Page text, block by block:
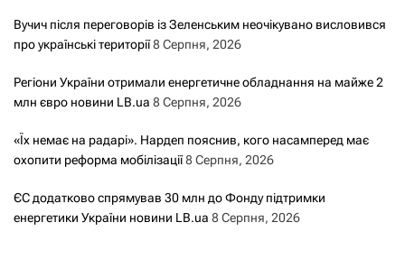
Вучич після переговорів із Зеленським неочікувано висловився
про українські території8 Серпня, 2026
Регіони України отримали енергетичне обладнання на майже 2
млн євро новини LB.ua 8 Серпня, 2026
«Їх немає на радарі». Нардеп пояснив, кого насамперед має
охопити реформа мобілізації8 Серпня, 2026
ЄС додатково спрямував 30 млн до Фонду підтримки
енергетики України новини LB.ua 8 Серпня, 2026